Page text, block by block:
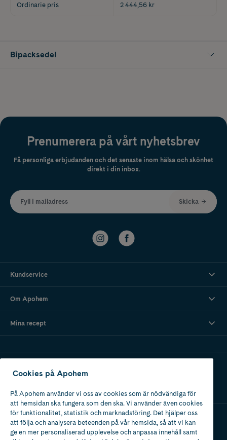
Ordinarie pris 2 444,56 kr
Bipacksedel
Prenumerera på vårt nyhetsbrev
Få personliga erbjudanden och det senaste inom hälsa och skönhet
direkt i din inbox.
Fyll i mailadress Skicka
Kundservice
Om Apohem
Mina recept
Apotek med tillstånd
av Läkemedelsverket
Cookies på Apohem
På Apohem använder vi oss av cookies som är nödvändiga för
att hemsidan ska fungera som den ska. Vi använder även cookies
för funktionalitet, statistik och marknadsföring. Det hjälper oss
att följa och analysera beteenden på vår hemsida, så att vi kan
ge en mer personaliserad upplevelse och anpassa innehåll samt